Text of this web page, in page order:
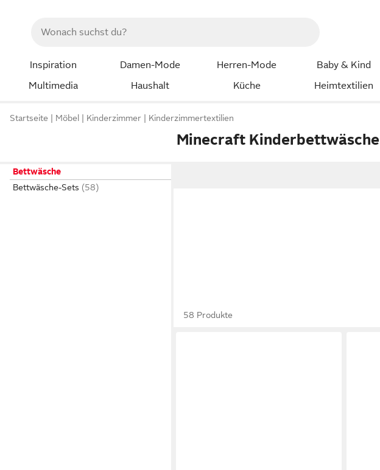
Inspiration Damen-Mode Herren-Mode Baby & Kind
Multimedia
Haushalt Küche Heimtextilien
Startseite Möbel Kinderzimmer Kinderzimmertextilien
Minecraft Kinderbettwäsche
Bettwäsche
Bettwäsche-Sets
58 Produkte